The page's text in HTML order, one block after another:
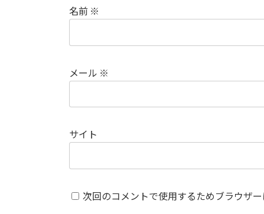
名前 ※
メール ※
サイト
次回のコメントで使用するためブラウザ